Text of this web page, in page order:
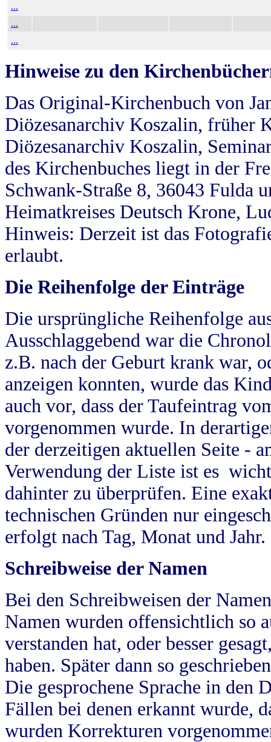
...
...
...
Hinweise zu den
Das Original-Kirchenbuch von
Diözesanarchiv Koszalin, früher
Diözesanarchiv Koszalin,
des Kirchenbuches liegt in der
Schwank-Straße 8, 36043 Fulda
Heimatkreises Deutsch Krone,
Hinweis: Derzeit ist das
erlaubt.
Die Reihenfolge der Einträge
Die ursprüngliche Reihenfolge
Ausschlaggebend war die
z.B. nach der Geburt krank war,
anzeigen konnten, wurde das
auch vor, dass der Taufeintrag
vorgenommen wurde. In
der derzeitigen aktuellen Seite -
Verwendung der Liste ist es
dahinter zu überprüfen. Eine
technischen Gründen nur
erfolgt nach Tag, Monat und Jahr.
Schreibweise der Namen
Bei den Schreibweisen der
Namen wurden offensichtlich so
verstanden hat, oder besser
haben. Später dann so
Die gesprochene Sprache in
Fällen bei denen erkannt wurde,
wurden Korrekturen